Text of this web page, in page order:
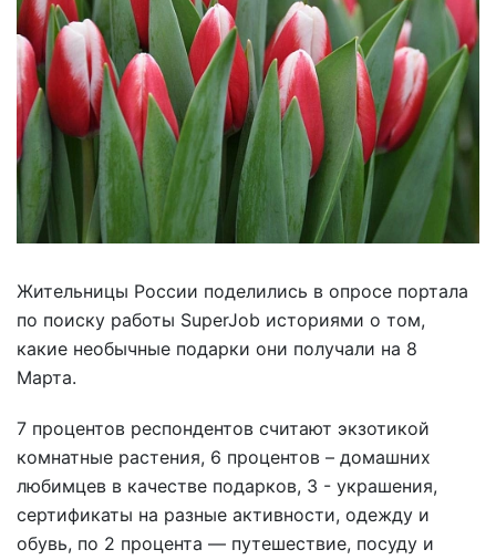
Жительницы России поделились в опросе портала
по поиску работы SuperJob историями о том,
какие необычные подарки они получали на 8
Марта.
7 процентов респондентов считают экзотикой
комнатные растения, 6 процентов – домашних
любимцев в качестве подарков, 3 - украшения,
сертификаты на разные активности, одежду и
обувь, по 2 процента — путешествие, посуду и